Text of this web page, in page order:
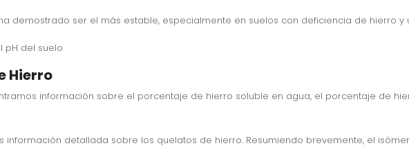
demostrado ser el más estable, especialmente en suelos con deficiencia de hierro y
Hierro
información sobre el porcentaje de hierro soluble en agua, el porcentaje de
información detallada sobre los quelatos de hierro. Resumiendo brevemente, el